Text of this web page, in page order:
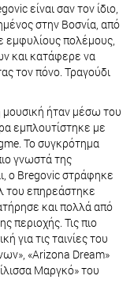
είναι σαν τον ίδιο,
στην Βοσνία, από
εμφυλίους πολέμους,
και κατάφερε να
τον πόνο. Τραγούδι
ήταν μέσω του
εμπλουτίστηκε με
Το συγκρότημα
γνωστά της
ο Bregovic στράφηκε
του επηρεάστηκε
και πολλά από
περιοχής. Τις πιο
για τις ταινίες του
«Arizona Dream»
Μαργκό» του